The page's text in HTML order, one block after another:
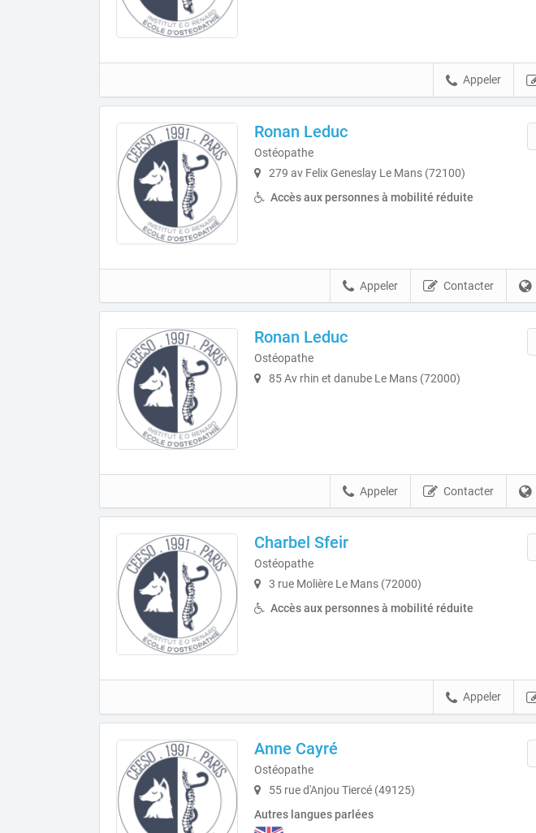
Appeler
Ronan Leduc
Ostéopathe
279 av Felix Geneslay Le Mans (72100)
Accès aux personnes à mobilité réduite
Contacter
Appeler
Ronan Leduc
Ostéopathe
85 Av rhin et danube Le Mans (72000)
Contacter
Appeler
Charbel Sfeir
Ostéopathe
3 rue Molière Le Mans (72000)
Accès aux personnes à mobilité réduite
Appeler
Anne Cayré
Ostéopathe
55 rue d'Anjou Tiercé (49125)
Autres langues parlées